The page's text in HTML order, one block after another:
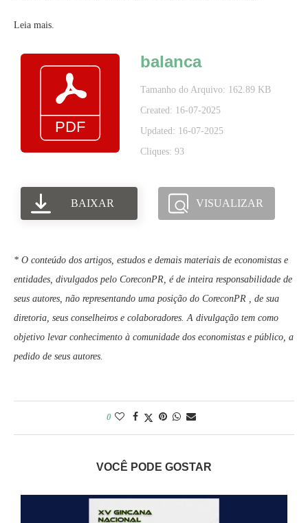
Leia mais.
balanca
Tamanho do Arquivo: 162.89 KB
Created: 16-07-2025
Updated: 16-07-2025
Cliques: 93
BAIXAR VISUALIZAR
* O conteúdo dos artigos, estudos e demais materiais de economistas e
entidades, divulgados pelo CoreconPR, é de inteira responsabilidade de
seus autores, não representando uma posição do CoreconPR , de sua
diretoria, seus conselheiros e colaboradores. A divulgação tem como
objetivo levar conhecimento à comunidade dos economistas e público, a
pedido de seus autores.
0
VOCÊ PODE GOSTAR